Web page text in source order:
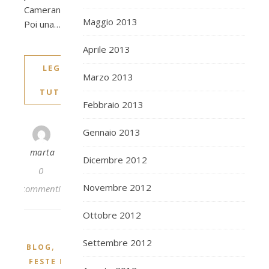
Camerano
Poi una…
LEGGI
TUTTO
marta
0
commenti
BLOG ,
FESTE ED
Maggio 2013
Aprile 2013
Marzo 2013
Febbraio 2013
Gennaio 2013
Dicembre 2012
Novembre 2012
Ottobre 2012
Settembre 2012